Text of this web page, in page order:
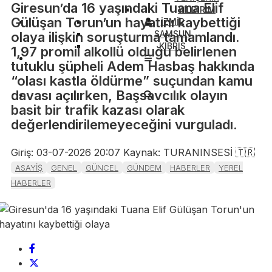
YILDIRIM
İZMİR
SAMSUN
KIBRIS
Giresun’da 16 yaşındaki Tuana Elif
Gülüşan Torun’un hayatını kaybettiği
olaya ilişkin soruşturma tamamlandı.
1,97 promil alkollü olduğu belirlenen
tutuklu şüpheli Adem Hasbaş hakkında
“olası kastla öldürme” suçundan kamu
davası açılırken, Başsavcılık olayın
basit bir trafik kazası olarak
değerlendirilemeyeceğini vurguladı.
Giriş: 03-07-2026 20:07 Kaynak: TURANINSESİ 🇹🇷
ASAYİŞ GENEL GÜNCEL GÜNDEM HABERLER
YEREL
HABERLER